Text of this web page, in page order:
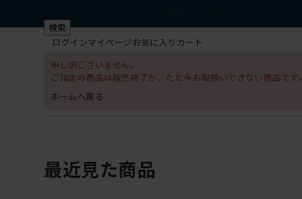
検索
ログインマイページ お気に入り カート
申し訳ございません。
ご指定の商品は販売終了か、ただ今お取扱いできない商品です。
ホームへ戻る
最近見た商品